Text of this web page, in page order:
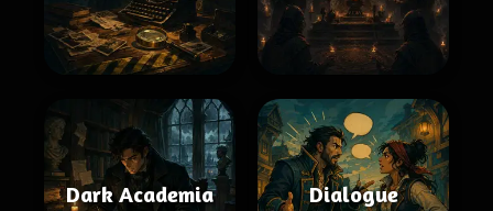
Dark Academia Dialogue